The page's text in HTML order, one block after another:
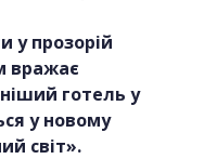
у прозорій
вражає
готель у
у новому
світ».